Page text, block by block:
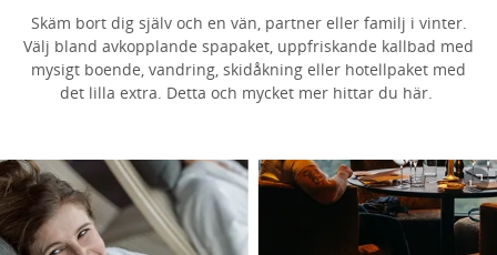
Skäm bort dig själv och en vän, partner eller familj i vinter.
Välj bland avkopplande spapaket, uppfriskande kallbad med
mysigt boende, vandring, skidåkning eller hotellpaket med
det lilla extra. Detta och mycket mer hittar du här.